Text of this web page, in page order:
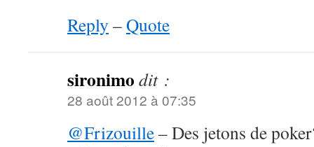
Reply –Quote
sironimo dit :
28 août 2012 à 07:35
@Frizouille– Des jetons de